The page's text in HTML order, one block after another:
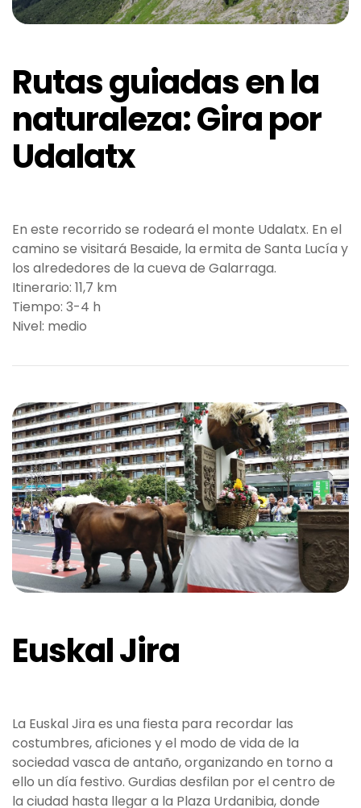
Rutas guiadas en la
naturaleza: Gira por
Udalatx
En este recorrido se rodeará el monte Udalatx. En el
camino se visitará Besaide, la ermita de Santa Lucía y
los alrededores de la cueva de Galarraga.
Itinerario: 11,7 km
Tiempo: 3-4 h
Nivel: medio
Euskal Jira
La Euskal Jira es una fiesta para recordar las
costumbres, aficiones y el modo de vida de la
sociedad vasca de antaño, organizando en torno a
ello un día festivo. Gurdias desfilan por el centro de
la ciudad hasta llegar a la Plaza Urdanibia, donde